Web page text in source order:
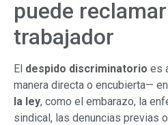
puede
trabajador
El despido discriminatorio es
manera directa o encubierta— en
la ley, como el embarazo, la
sindical, las denuncias previas